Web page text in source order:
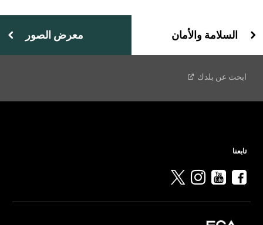
السلامة والأمان معرض الصور
ابحث عن بلدك
تابعنا